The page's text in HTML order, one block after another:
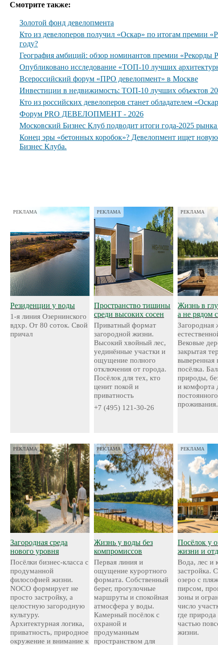
Смотрите также:
Золотой фонд девелопмента
Кто из девелоперов получил «Оскар» по итогам премии
году?
География амбиций: обзор номинантов премии
Опубликовано исследование «ТОП-10 лучших
Всероссийский форум «ПРО девелопмент» в Москве
Инвестиции в недвижимость: ТОП-10 лучших объектов
Кто из российских девелоперов станет обладателем
Форум PRO ДЕВЕЛОПМЕНТ - 2026
Московский Бизнес Клуб подводит итоги года-2025
Конец эры «бетонных коробок»? Девелопмент ищет
Бизнес Клуба.
РЕКЛАМА
Резиденции у воды
1-я линия Озернинского
вдхр. От 80 соток. Свой
причал
РЕКЛАМА
Пространство тишины
среди высоких сосен
Приватный формат
загородной жизни.
Высокий хвойный лес,
уединённые участки и
ощущение полного
отключения от города.
Посёлок для тех, кто
ценит покой и
приватность
+7 (495) 121-30-26
РЕКЛАМА
Жизнь в
а не рядом
Загородная
Вековые
закрытая
выверенная
посёлка.
природы,
и комфорта
постоянного
проживания.
РЕКЛАМА
Загородная среда
нового уровня
Посёлки бизнес-класса с
продуманной
философией жизни.
NOCO формирует не
просто застройку, а
целостную загородную
культуру.
Архитектурная логика,
приватность, природное
окружение и внимание к
РЕКЛАМА
Жизнь у воды без
компромиссов
Первая линия и
ощущение курортного
формата. Собственный
берег, прогулочные
маршруты и спокойная
атмосфера у воды.
Камерный посёлок с
охраной и
продуманным
пространством для
РЕКЛАМА
Посёлок у
жизни и
Вода, лес и
застройка.
озеро с
пирсом,
зоны и
число
где природа
частью
жизни.